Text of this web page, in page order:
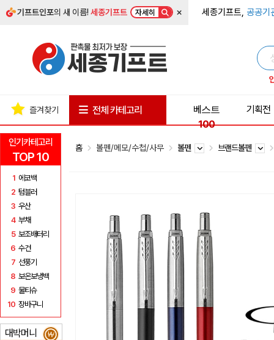
기프트인포의 새 이름!세종기프트 자세히 × 세종기프트, 공공기
인기카테고리
TOP 10
1 에코백
2 텀블러
3 우산
4 부채
5 보조배터리
6 수건
7 선풍기
8 보온보냉백
9 물티슈
10 장바구니
대박머니 ₩
즐겨찾기 전체 카테고리
베스트
100
기획전
홈 볼펜/메모/수첩/사무 볼펜 브랜드볼펜